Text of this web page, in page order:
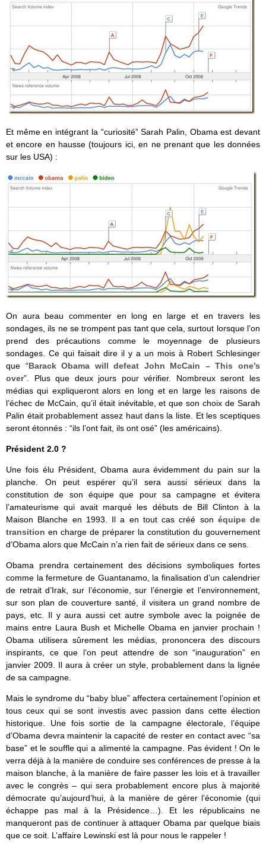
Et même en intégrant la “curiosité” Sarah Palin, Obama est devant
et encore en hausse (toujours ici, en ne prenant que les données
sur les USA) :
On aura beau commenter en long en large et en travers les
sondages, ils ne se trompent pas tant que cela, surtout lorsque l’on
prend des précautions comme le moyennage de plusieurs
sondages. Ce qui faisait dire il y a un mois à Robert Schlesinger
que “Barack Obama will defeat John McCain – This one’s
over”. Plus que deux jours pour vérifier. Nombreux seront les
médias qui expliqueront alors en long et en large les raisons de
l’échec de McCain, qu’il était inévitable, et que son choix de Sarah
Palin était probablement assez haut dans la liste. Et les sceptiques
seront étonnés : “ils l’ont fait, ils ont osé” (les américains).
Président 2.0 ?
Une fois élu Président, Obama aura évidemment du pain sur la
planche. On peut espérer qu’il sera aussi sérieux dans la
constitution de son équipe que pour sa campagne et évitera
l’amateurisme qui avait marqué les débuts de Bill Clinton à la
Maison Blanche en 1993. Il a en tout cas créé son équipe de
transition en charge de préparer la constitution du gouvernement
d’Obama alors que McCain n’a rien fait de sérieux dans ce sens.
Obama prendra certainement des décisions symboliques fortes
comme la fermeture de Guantanamo, la finalisation d’un calendrier
de retrait d’Irak, sur l’économie, sur l’énergie et l’environnement,
sur son plan de couverture santé, il visitera un grand nombre de
pays, etc. Il y aura aussi cet autre symbole avec la poignée de
mains entre Laura Bush et Michelle Obama en janvier prochain !
Obama utilisera sûrement les médias, prononcera des discours
inspirants, ce que l’on peut attendre de son “inauguration” en
janvier 2009. Il aura à créer un style, probablement dans la lignée
de sa campagne.
Mais le syndrome du “baby blue” affectera certainement l’opinion et
tous ceux qui se sont investis avec passion dans cette élection
historique. Une fois sortie de la campagne électorale, l’équipe
d’Obama devra maintenir la capacité de rester en contact avec “sa
base” et le souffle qui a alimenté la campagne. Pas évident ! On le
verra déjà à la manière de conduire ses conférences de presse à la
maison blanche, à la manière de faire passer les lois et à travailler
avec le congrès – qui sera probablement encore plus à majorité
démocrate qu’aujourd’hui, à la manière de gérer l’économie (qui
échappe pas mal à la Présidence…). Et les républicains ne
manqueront pas de continuer à attaquer Obama par quelque biais
que ce soit. L’affaire Lewinski est là pour nous le rappeler !